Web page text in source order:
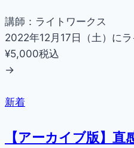
講師：ライトワークス
2022年12月17日（土）に
¥5,000税込
→
新着
【アーカイブ版】